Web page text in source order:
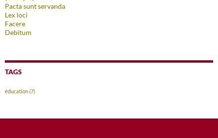
Pacta sunt servanda
Lex loci
Facere
Debitum
TAGS
éducation(7)